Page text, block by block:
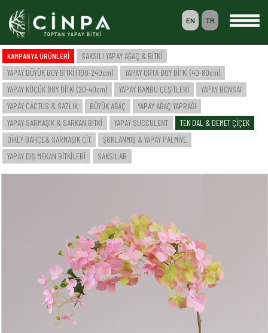
EN TR
SEPETİM
ÜYELİK
-- ANASAYFA --
-- KURUMSAL --
SAKSILI YAPAY AĞAÇ & BİTKİ
YAPAY BAMBU ÇEŞİTLERİ
YAPAY BONSAI
YAPAY CACTUS & SAZLIK
BÜYÜK AĞAÇ
YAPAY AĞAÇ YAPRAĞI
YAPAY SARMAŞIK & SARKAN BİTKİ
YAPAY SUCCULENT
KAMPANYA ÜRÜNLERİ
SAKSILI YAPAY AĞAÇ & BİTKİ
YAPAY BÜYÜK BOY BİTKİ (100-240cm)
YAPAY ORTA BOY BİTKİ (40-80cm)
YAPAY KÜÇÜK BOY BİTKİ (20-40cm)
YAPAY BAMBU ÇEŞİTLERİ
YAPAY BONSAI
YAPAY CACTUS & SAZLIK
BÜYÜK AĞAÇ
YAPAY AĞAÇ YAPRAĞI
YAPAY SARMAŞIK & SARKAN BİTKİ
YAPAY SUCCULENT
TEK DAL & DEMET ÇİÇEK
DİKEY BAHÇE& SARMAŞIK ÇİT
ŞOKLANMIŞ & YAPAY PALMİYE
YAPAY DIŞ MEKAN BİTKİLERİ
SAKSILAR